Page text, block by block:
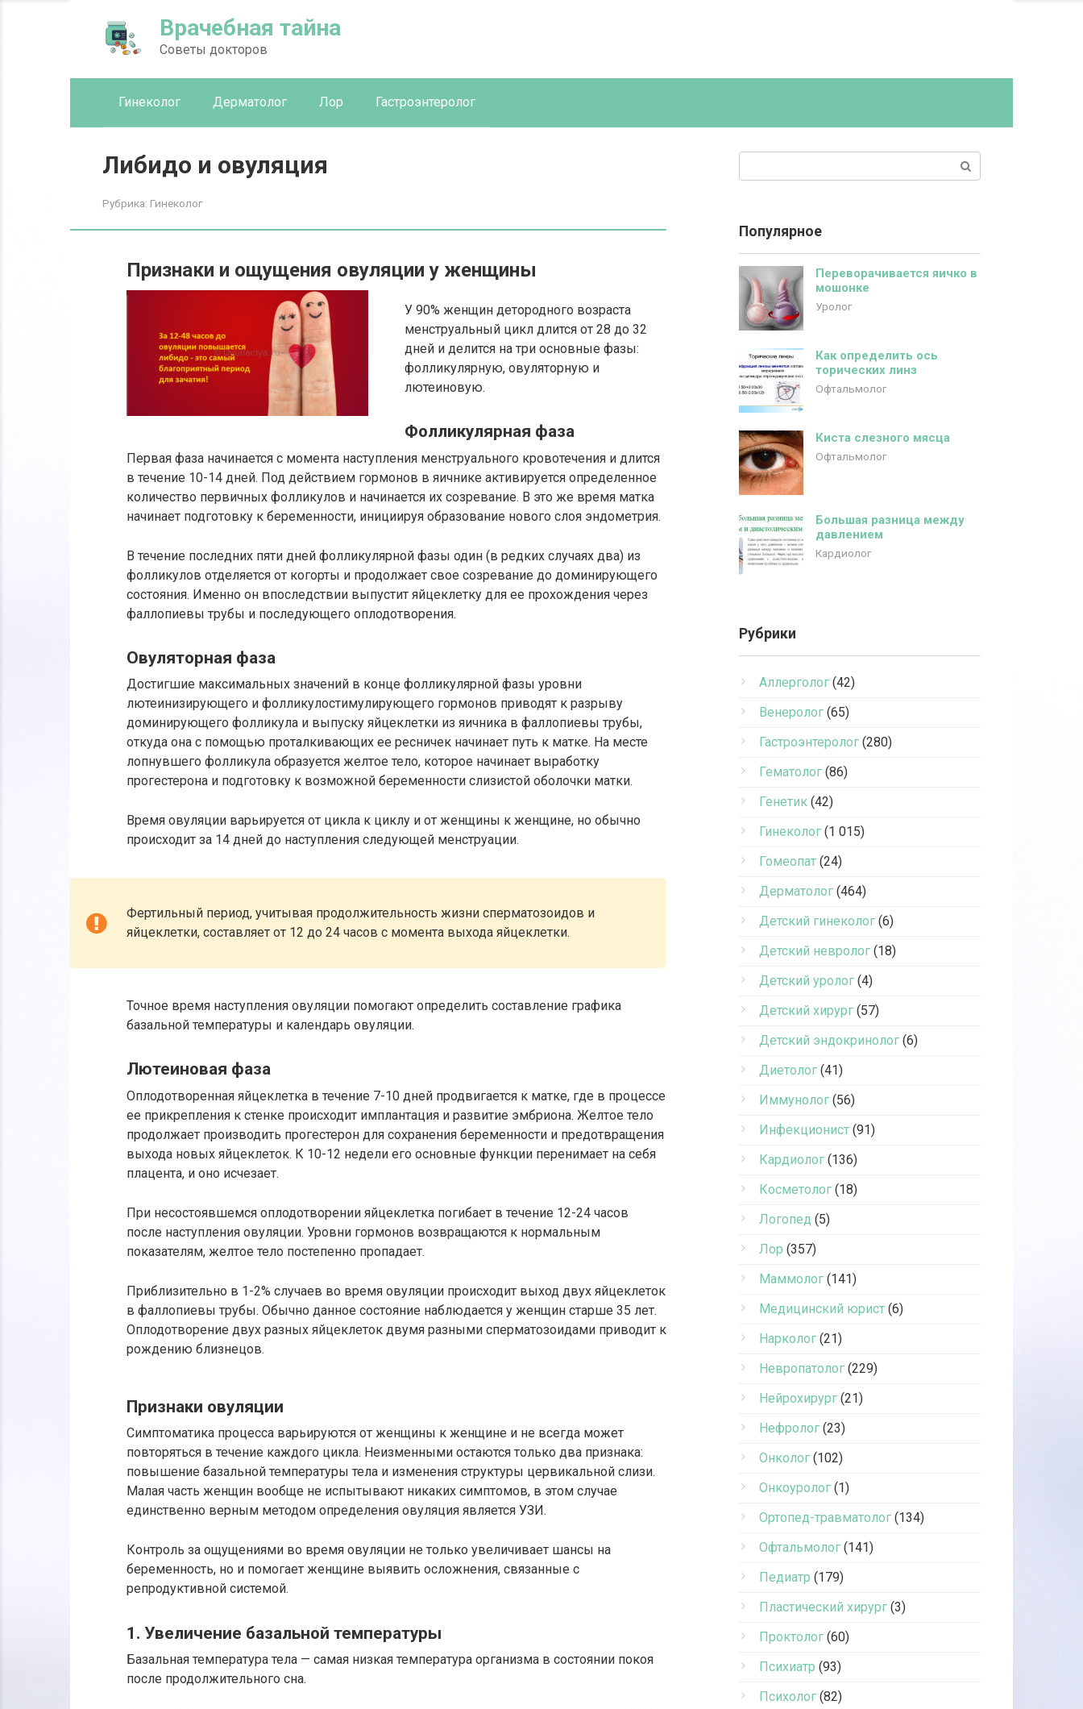
Врачебная тайна
Советы докторов
Гинеколог Дерматолог Лор Гастроэнтеролог
Либидо и овуляция
Рубрика: Гинеколог
Признаки и ощущения овуляции у женщины
У 90% женщин детородного возраста
менструальный цикл длится от 28 до 32
дней и делится на три основные фазы:
фолликулярную, овуляторную и
лютеиновую.
Фолликулярная фаза
Первая фаза начинается с момента наступления менструального кровотечения и длится
в течение 10-14 дней. Под действием гормонов в яичнике активируется определенное
количество первичных фолликулов и начинается их созревание. В это же время матка
начинает подготовку к беременности, инициируя образование нового слоя эндометрия.
В течение последних пяти дней фолликулярной фазы один (в редких случаях два) из
фолликулов отделяется от когорты и продолжает свое созревание до доминирующего
состояния. Именно он впоследствии выпустит яйцеклетку для ее прохождения через
фаллопиевы трубы и последующего оплодотворения.
Овуляторная фаза
Достигшие максимальных значений в конце фолликулярной фазы уровни
лютеинизирующего и фолликулостимулирующего гормонов приводят к разрыву
доминирующего фолликула и выпуску яйцеклетки из яичника в фаллопиевы трубы,
откуда она с помощью проталкивающих ее ресничек начинает путь к матке. На месте
лопнувшего фолликула образуется желтое тело, которое начинает выработку
прогестерона и подготовку к возможной беременности слизистой оболочки матки.
Время овуляции варьируется от цикла к циклу и от женщины к женщине, но обычно
происходит за 14 дней до наступления следующей менструации.
Фертильный период, учитывая продолжительность жизни сперматозоидов и
яйцеклетки, составляет от 12 до 24 часов с момента выхода яйцеклетки.
Точное время наступления овуляции помогают определить составление графика
базальной температуры и календарь овуляции.
Лютеиновая фаза
Оплодотворенная яйцеклетка в течение 7-10 дней продвигается к матке, где в процессе
ее прикрепления к стенке происходит имплантация и развитие эмбриона. Желтое тело
продолжает производить прогестерон для сохранения беременности и предотвращения
выхода новых яйцеклеток. К 10-12 недели его основные функции перенимает на себя
плацента, и оно исчезает.
При несостоявшемся оплодотворении яйцеклетка погибает в течение 12-24 часов
после наступления овуляции. Уровни гормонов возвращаются к нормальным
показателям, желтое тело постепенно пропадает.
Приблизительно в 1-2% случаев во время овуляции происходит выход двух яйцеклеток
в фаллопиевы трубы. Обычно данное состояние наблюдается у женщин старше 35 лет.
Оплодотворение двух разных яйцеклеток двумя разными сперматозоидами приводит к
рождению близнецов.
Признаки овуляции
Симптоматика процесса варьируются от женщины к женщине и не всегда может
повторяться в течение каждого цикла. Неизменными остаются только два признака:
повышение базальной температуры тела и изменения структуры цервикальной слизи.
Малая часть женщин вообще не испытывают никаких симптомов, в этом случае
единственно верным методом определения овуляция является УЗИ.
Контроль за ощущениями во время овуляции не только увеличивает шансы на
беременность, но и помогает женщине выявить осложнения, связанные с
репродуктивной системой.
1. Увеличение базальной температуры
Базальная температура тела — самая низкая температура организма в состоянии покоя
после продолжительного сна.
Популярное
Переворачивается яичко в
мошонке
Уролог
Как определить ось
торических линз
Офтальмолог
Киста слезного мясца
Офтальмолог
Большая разница между
давлением
Кардиолог
Рубрики
Аллерголог (42)
Венеролог (65)
Гастроэнтеролог (280)
Гематолог (86)
Генетик (42)
Гинеколог (1 015)
Гомеопат (24)
Дерматолог (464)
Детский гинеколог (6)
Детский невролог (18)
Детский уролог (4)
Детский хирург (57)
Детский эндокринолог (6)
Диетолог (41)
Иммунолог (56)
Инфекционист (91)
Кардиолог (136)
Косметолог (18)
Логопед (5)
Лор (357)
Маммолог (141)
Медицинский юрист (6)
Нарколог (21)
Невропатолог (229)
Нейрохирург (21)
Нефролог (23)
Онколог (102)
Онкоуролог (1)
Ортопед-травматолог (134)
Офтальмолог (141)
Педиатр (179)
Пластический хирург (3)
Проктолог (60)
Психиатр (93)
Психолог (82)